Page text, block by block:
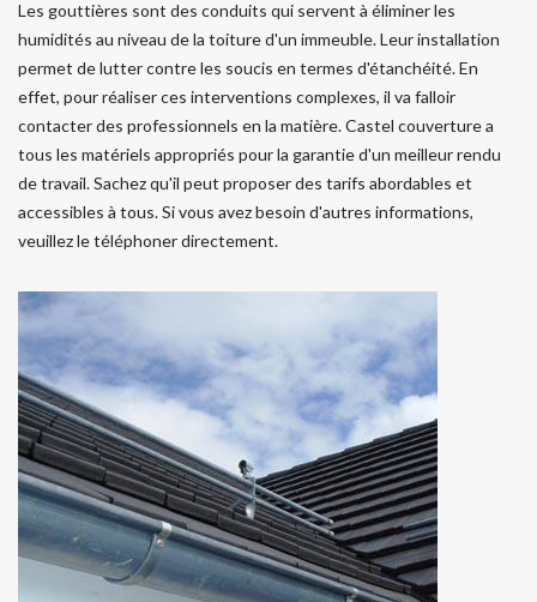
Les gouttières sont des conduits qui servent à éliminer les
humidités au niveau de la toiture d'un immeuble. Leur installation
permet de lutter contre les soucis en termes d'étanchéité. En
effet, pour réaliser ces interventions complexes, il va falloir
contacter des professionnels en la matière. Castel couverture a
tous les matériels appropriés pour la garantie d'un meilleur rendu
de travail. Sachez qu'il peut proposer des tarifs abordables et
accessibles à tous. Si vous avez besoin d'autres informations,
veuillez le téléphoner directement.